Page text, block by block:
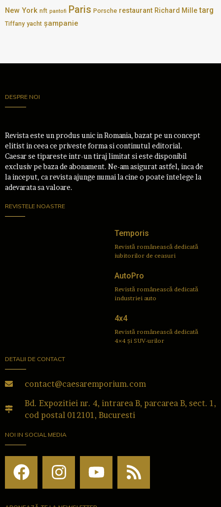
New York nft pantofi Paris Porsche restaurant Richard Mille targ
Tiffany yacht șampanie
DESPRE NOI
Revista este un produs unic in Romania, bazat pe un concept
elitist in ceea ce priveste forma si continutul editorial.
Caesar se tipareste intr-un tiraj limitat si este disponibil
exclusiv pe baza de abonament. Ne-am asigurat astfel, inca de
la inceput, ca revista ajunge numai la cine o poate întelege la
adevarata sa valoare.
REVISTELE NOASTRE
Temporis
Revistă românească dedicată
iubitorilor de ceasuri
AutoPro
Revistă românească dedicată
industriei auto
4x4
Revistă românească dedicată
4×4 și SUV-urilor
DETALII DE CONTACT
contact@caesaremporium.com
Bd. Expozitiei nr. 4, intrarea B, parcarea B, sect. 1,
cod postal 012101, Bucuresti
NOI IN SOCIAL MEDIA